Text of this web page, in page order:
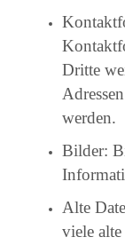
Dritte
werden.
Bilder:
Alte
viele